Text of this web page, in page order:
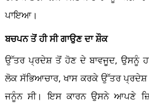
ਪਾਇਆ।
ਬਚਪਨ ਤੋਂ ਹੀ ਸੀ ਗਾਉਣ ਦਾ ਸ਼ੌਕ
ਉੱਤਰ ਪ੍ਰਦੇਸ਼ ਤੋਂ ਹੋਣ ਦੇ ਬਾਵਜੂਦ, ਉਸਨੂੰ
ਲੋਕ ਸੱਭਿਆਚਾਰ, ਖਾਸ ਕਰਕੇ ਉੱਤਰ ਪ੍ਰਦੇਸ਼
ਜਨੂੰਨ ਸੀ। ਇਸ ਕਾਰਨ ਉਸਨੇ ਆਪਣੇ